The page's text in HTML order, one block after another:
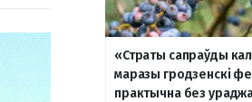
«Страты сапраўды
маразы гродзенскі
практычна без